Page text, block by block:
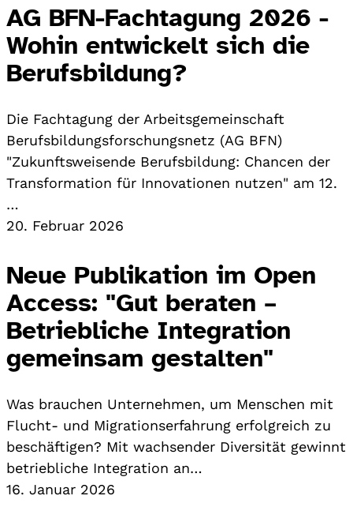
AG BFN-Fachtagung 2026 -
Wohin entwickelt sich die
Berufsbildung?
Die Fachtagung der Arbeitsgemeinschaft
Berufsbildungsforschungsnetz (AG BFN)
"Zukunftsweisende Berufsbildung: Chancen der
Transformation für Innovationen nutzen" am 12.
…
20. Februar 2026
Neue Publikation im Open
Access: "Gut beraten –
Betriebliche Integration
gemeinsam gestalten"
Was brauchen Unternehmen, um Menschen mit
Flucht- und Migrationserfahrung erfolgreich zu
beschäftigen? Mit wachsender Diversität gewinnt
betriebliche Integration an…
16. Januar 2026